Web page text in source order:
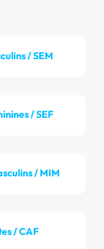
/ SEM
/ SEF
/ MIM
/ CAF